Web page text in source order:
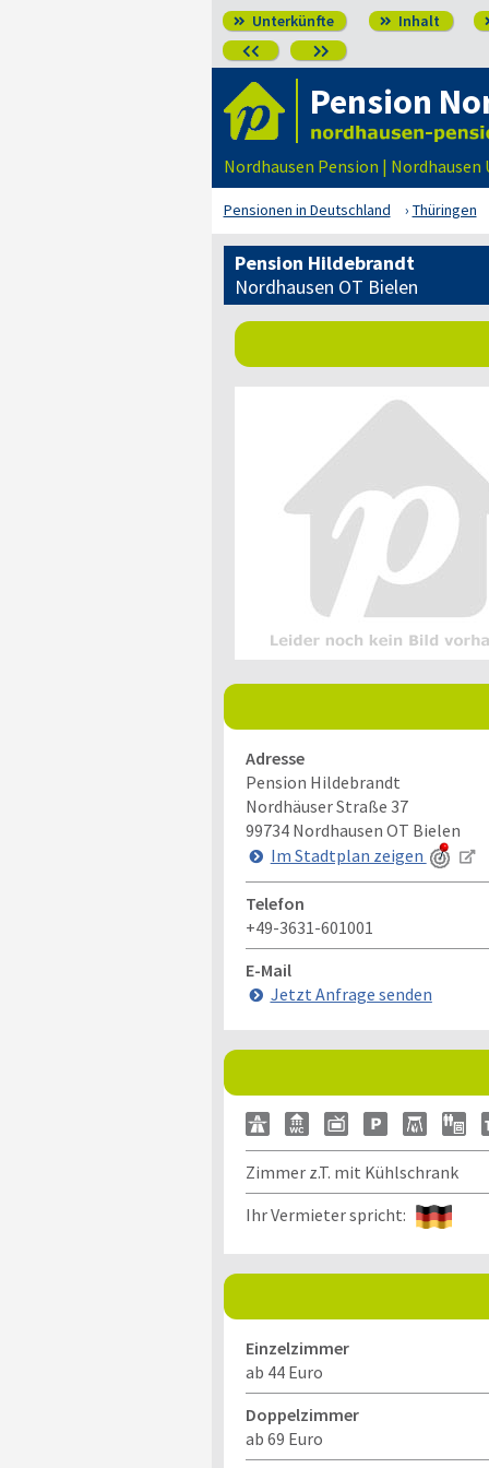
 Unterkünfte  Inhalt
 
Pension
Nordhausen Pension |
Pensionen in Deutschland Thüringen
Pension Hildebrandt
Nordhausen OT Bielen
Adresse
Pension Hildebrandt
Nordhäuser Straße 37
99734 Nordhausen OT Bielen
Im Stadtplan zeigen
Telefon
+49-3631-601001
E-Mail
Jetzt Anfrage senden
Zimmer z.T. mit Kühlschrank
Ihr Vermieter spricht:
Einzelzimmer
ab 44 Euro
Doppelzimmer
ab 69 Euro